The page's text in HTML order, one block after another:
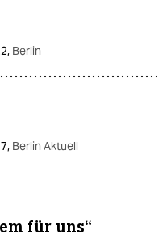
Berlin
Berlin Aktuell
für uns“